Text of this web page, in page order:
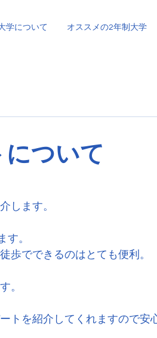
学について オススメの2年制大学
について
します。
す。
歩でできるのはとても便利。
。
トを紹介してくれますので安